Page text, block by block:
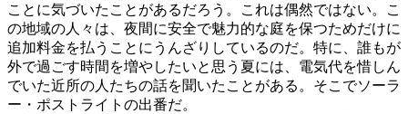
ことに気づいたことがあるだろう。これは偶然ではない。こ
の地域の人々は、夜間に安全で魅力的な庭を保つためだけに
追加料金を払うことにうんざりしているのだ。特に、誰もが
外で過ごす時間を増やしたいと思う夏には、電気代を惜しん
でいた近所の人たちの話を聞いたことがある。そこでソーラ
ー・ポストライトの出番だ。